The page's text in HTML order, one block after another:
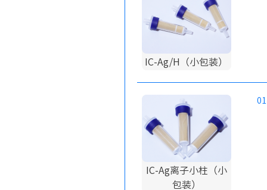
IC-Ag/H（小包装）
IC-Ag离子小柱（小
包装）